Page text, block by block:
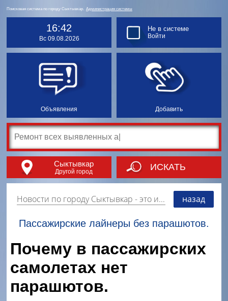
Поисковая система по городу Сыктывкар. Администрация системы
16:42
Вс 09.08.2026
Объявления Добавить
Не в системе
Войти
Сыктывкар
Другой город ИСКАТЬ
Новости по городу Сыктывкар - это информация о событиях, мероприятиях и торгово-коммерческой деятельности города. Страницу наполняют платные и бесплатные объявления, имеющие функцию "поднятия вверх списка". назад
Пассажирские лайнеры без парашютов.
Почему в пассажирских
самолетах нет
парашютов.